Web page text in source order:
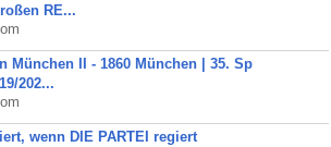
RE...
München II - 1860 München | 35. Sp
202...
wenn DIE PARTEI regiert